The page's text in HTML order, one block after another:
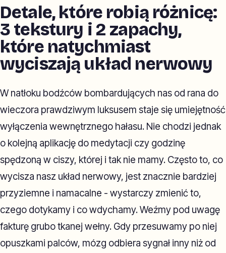
Detale, które robią różnicę:
3 tekstury i 2 zapachy,
które natychmiast
wyciszają układ nerwowy
W natłoku bodźców bombardujących nas od rana do
wieczora prawdziwym luksusem staje się umiejętność
wyłączenia wewnętrznego hałasu. Nie chodzi jednak
o kolejną aplikację do medytacji czy godzinę
spędzoną w ciszy, której i tak nie mamy. Często to, co
wycisza nasz układ nerwowy, jest znacznie bardziej
przyziemne i namacalne - wystarczy zmienić to,
czego dotykamy i co wdychamy. Weźmy pod uwagę
fakturę grubo tkanej wełny. Gdy przesuwamy po niej
opuszkami palców, mózg odbiera sygnał inny niż od